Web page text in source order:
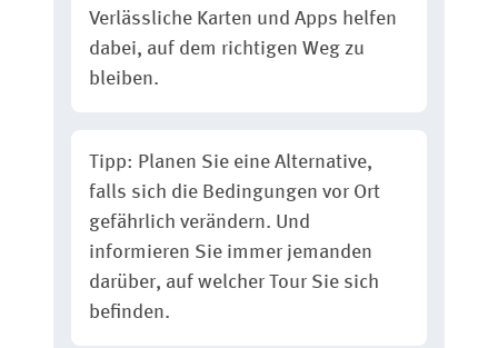
Verlässliche Karten und Apps helfen
dabei, auf dem richtigen Weg zu
bleiben.
Tipp: Planen Sie eine Alternative,
falls sich die Bedingungen vor Ort
gefährlich verändern. Und
informieren Sie immer jemanden
darüber, auf welcher Tour Sie sich
befinden.